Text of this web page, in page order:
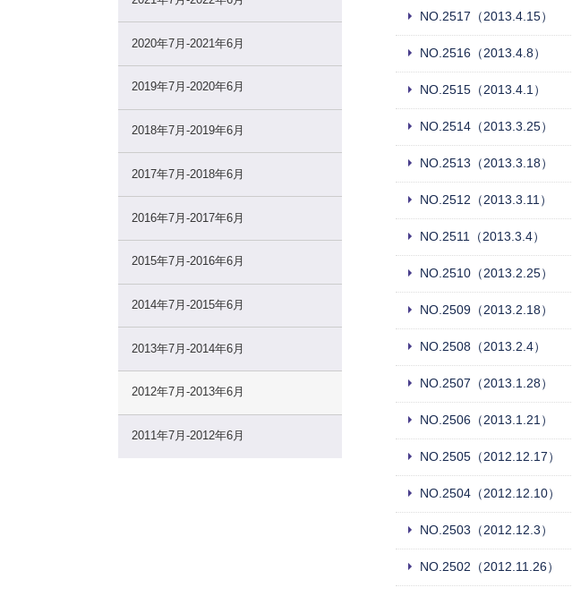
NO.2517（2013.4.15）
NO.2516（2013.4.8）
NO.2515（2013.4.1）
NO.2514（2013.3.25）
NO.2513（2013.3.18）
NO.2512（2013.3.11）
NO.2511（2013.3.4）
NO.2510（2013.2.25）
NO.2509（2013.2.18）
NO.2508（2013.2.4）
NO.2507（2013.1.28）
NO.2506（2013.1.21）
NO.2505（2012.12.17）
NO.2504（2012.12.10）
NO.2503（2012.12.3）
NO.2502（2012.11.26）
2020年7月-2021年6月
2019年7月-2020年6月
2018年7月-2019年6月
2017年7月-2018年6月
2016年7月-2017年6月
2015年7月-2016年6月
2014年7月-2015年6月
2013年7月-2014年6月
2012年7月-2013年6月
2011年7月-2012年6月